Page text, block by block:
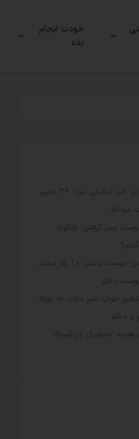
خودت انجام
بده
تعبیر خواب آلت تناسلی مرد: 36 تعبیر
پسر گرفتن؛ چگونه
پیدا کردن دوست دختر: 10 راه جدید
دختر
9 تعبیر خواب شیر دادن به نوزاد،
و دختر
هزینه تحصیل در آمریکا